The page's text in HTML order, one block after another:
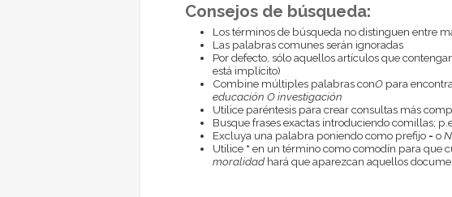
Consejos de búsqueda:
Los términos de búsqueda no distinguen entre
Las palabras comunes serán ignoradas
Por defecto, sólo aquellos artículos que
está implícito)
Combine múltiples palabras conOpara
educación O investigación
Utilice paréntesis para crear consultas más
Busque frases exactas introduciendo comillas;
Excluya una palabra poniendo como prefijo - o
Utilice * en un término como comodín para que
moralidadhará que aparezcan aquellos